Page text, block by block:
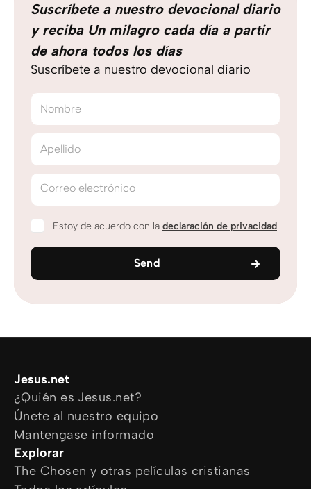
Suscríbete a nuestro devocional diario
y reciba Un milagro cada día a partir
de ahora todos los días
Suscríbete a nuestro devocional diario
Nombre
Apellido
Correo electrónico
Estoy de acuerdo con la declaración de privacidad
Send
Jesus.net
¿Quién es Jesus.net?
Únete al nuestro equipo
Mantengase informado
Explorar
The Chosen y otras películas cristianas